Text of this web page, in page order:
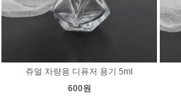
쥬얼 차량용 디퓨저 용기 5ml
600원